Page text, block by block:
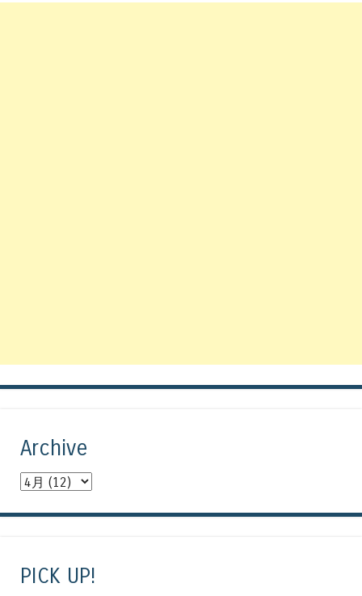
Archive
PICK UP!